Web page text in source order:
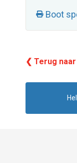
Boot
❮ Terug